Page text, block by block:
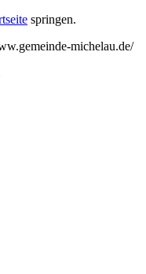
springen.
michelau.de/